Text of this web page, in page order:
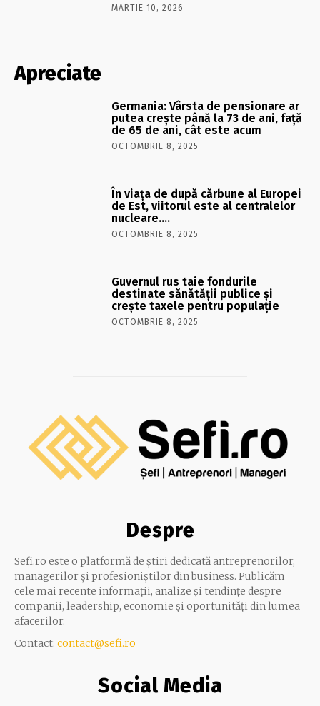
MARTIE 10, 2026
Apreciate
Germania: Vârsta de pensionare ar
putea crește până la 73 de ani, față
de 65 de ani, cât este acum
OCTOMBRIE 8, 2025
În viaţa de după cărbune al Europei
de Est, viitorul este al centralelor
nucleare….
OCTOMBRIE 8, 2025
Guvernul rus taie fondurile
destinate sănătății publice și
crește taxele pentru populație
OCTOMBRIE 8, 2025
Despre
Sefi.ro este o platformă de știri dedicată antreprenorilor,
managerilor și profesioniștilor din business. Publicăm
cele mai recente informații, analize și tendințe despre
companii, leadership, economie și oportunități din lumea
afacerilor.
Contact: contact@sefi.ro
Social Media